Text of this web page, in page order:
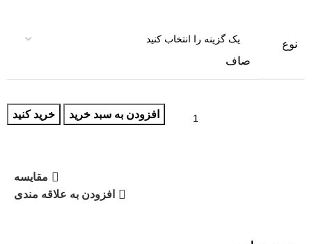
نوع
صاف
افزودن به سبد خرید خرید کنید
مقایسه
افزودن به علاقه مندی